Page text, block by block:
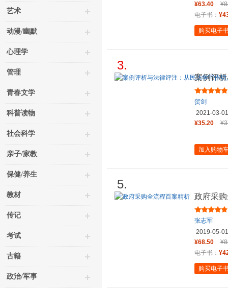
艺术
动漫/幽默
心理学
管理
青春文学
科普读物
社会科学
亲子/家教
保健/养生
教材
传记
考试
古籍
政治/军事
¥63.40
电子书：
购买电子
3.
案例评
贺剑
2021-03-01
¥35.20
加入购物
5.
政府采
张志军
2019-05-01
¥68.50
电子书：
购买电子